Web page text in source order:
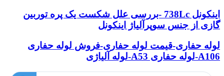
اینکونل 738Lc -بررسی علل شکست یک پره توربین
گازی از جنس سوپرآلیاژ اینکونل
لوله حفاری-قیمت لوله حفاری-فروش لوله حفاری
A106-لوله حفاری A53-لوله آلیاژی